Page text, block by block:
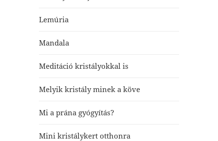
Lemúria
Mandala
Meditáció kristályokkal is
Melyik kristály minek a köve
Mi a prána gyógyítás?
Mini kristálykert otthonra